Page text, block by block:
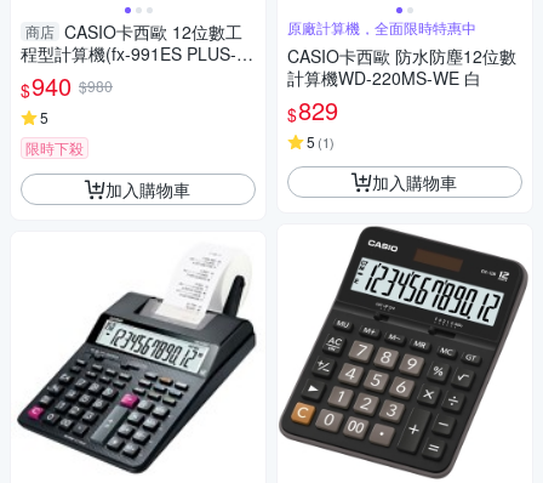
商店 CASIO卡西歐 12位數工
程型計算機(fx-991ES PLUS-2)
-藍/藕粉
$940 $980
5
限時下殺
加入購物車
原廠計算機，全面限時特惠中
CASIO卡西歐 防水防塵12位數
計算機WD-220MS-WE 白
$829
5 (1)
加入購物車